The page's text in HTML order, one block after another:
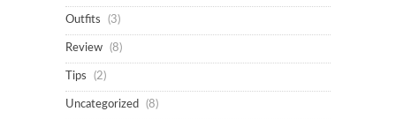
Outfits (3)
Review (8)
Tips (2)
Uncategorized (8)